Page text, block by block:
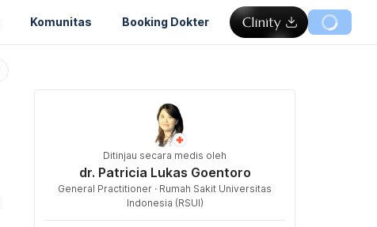
Komunitas Booking Dokter
Ditinjau secara medis oleh
dr. Patricia Lukas Goentoro
General Practitioner · Rumah Sakit Universitas
Indonesia (RSUI)